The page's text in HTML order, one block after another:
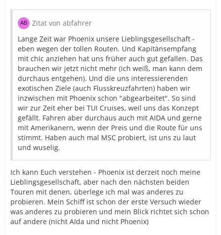
Zitat von abfahrer
Lange Zeit war Phoenix unsere Lieblingsgesellschaft -
eben wegen der tollen Routen. Und Kapitänsempfang
mit chic anziehen hat uns früher auch gut gefallen. Das
brauchen wir jetzt nicht mehr (ich weiß, man kann dem
durchaus entgehen). Und die uns interessierenden
exotischen Ziele (auch Flusskreuzfahrten) haben wir
inzwischen mit Phoenix schon "abgearbeitet". So sind
wir zur Zeit eher bei TUI Cruises, weil uns das Konzept
gefällt. Fahren aber durchaus auch mit AIDA und gerne
mit Amerikanern, wenn der Preis und die Route für uns
stimmt. Haben auch mal MSC probiert, ist uns zu laut
und wuselig.
Ich kann Euch verstehen - Phoenix ist derzeit noch meine
Lieblingsgesellschaft, aber nach den nächsten beiden
Touren mit denen, überlege ich mal was anderes zu
probieren. Mein Schiff ist schon der erste Versuch wieder
was anderes zu probieren und mein Blick richtet sich schon
auf andere (nicht AIda und nicht Phoenix)